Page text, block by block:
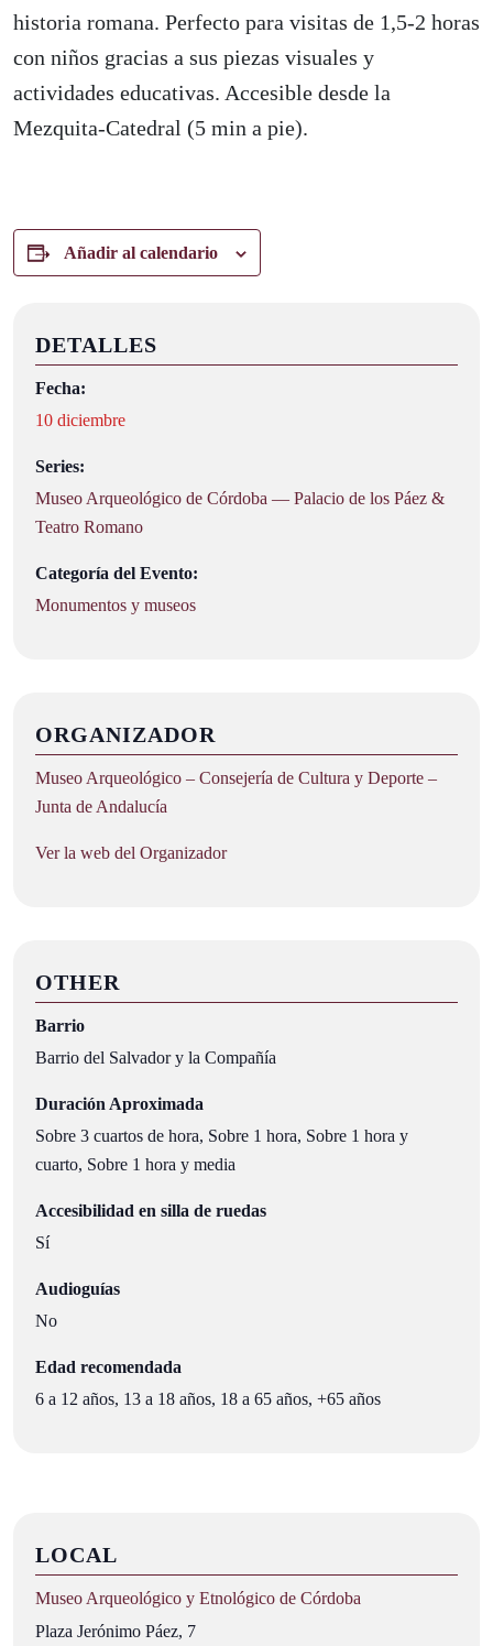
historia romana. Perfecto para visitas de 1,5-2 horas
con niños gracias a sus piezas visuales y
actividades educativas. Accesible desde la
Mezquita-Catedral (5 min a pie).
Añadir al calendario
DETALLES
Fecha:
10 diciembre
Series:
Museo Arqueológico de Córdoba — Palacio de los Páez &
Teatro Romano
Categoría del Evento:
Monumentos y museos
ORGANIZADOR
Museo Arqueológico – Consejería de Cultura y Deporte –
Junta de Andalucía
Ver la web del Organizador
OTHER
Barrio
Barrio del Salvador y la Compañía
Duración Aproximada
Sobre 3 cuartos de hora, Sobre 1 hora, Sobre 1 hora y
cuarto, Sobre 1 hora y media
Accesibilidad en silla de ruedas
Sí
Audioguías
No
Edad recomendada
6 a 12 años, 13 a 18 años, 18 a 65 años, +65 años
LOCAL
Museo Arqueológico y Etnológico de Córdoba
Plaza Jerónimo Páez, 7